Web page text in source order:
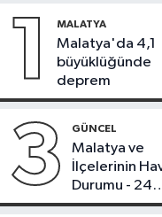
1 MALATYA
Malatya'da 4,1
büyüklüğünde
deprem
3 GÜNCEL
Malatya ve
İlçelerinin
Durumu - 24
Temmuz